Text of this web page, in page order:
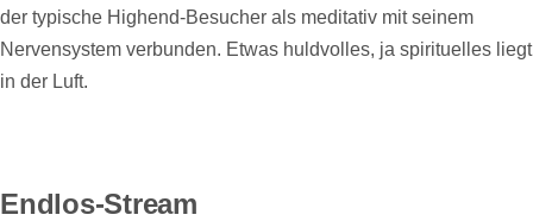
der typische Highend-Besucher als meditativ mit seinem
Nervensystem verbunden. Etwas huldvolles, ja spirituelles liegt
in der Luft.
Endlos-Stream